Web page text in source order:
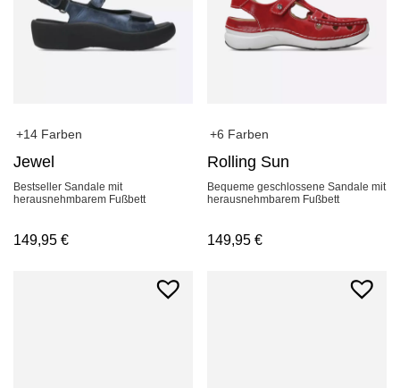
+14 Farben
Jewel
Bestseller Sandale mit
herausnehmbarem Fußbett
149,95 €
+6 Farben
Rolling Sun
Bequeme geschlossene Sandale mit
herausnehmbarem Fußbett
149,95€